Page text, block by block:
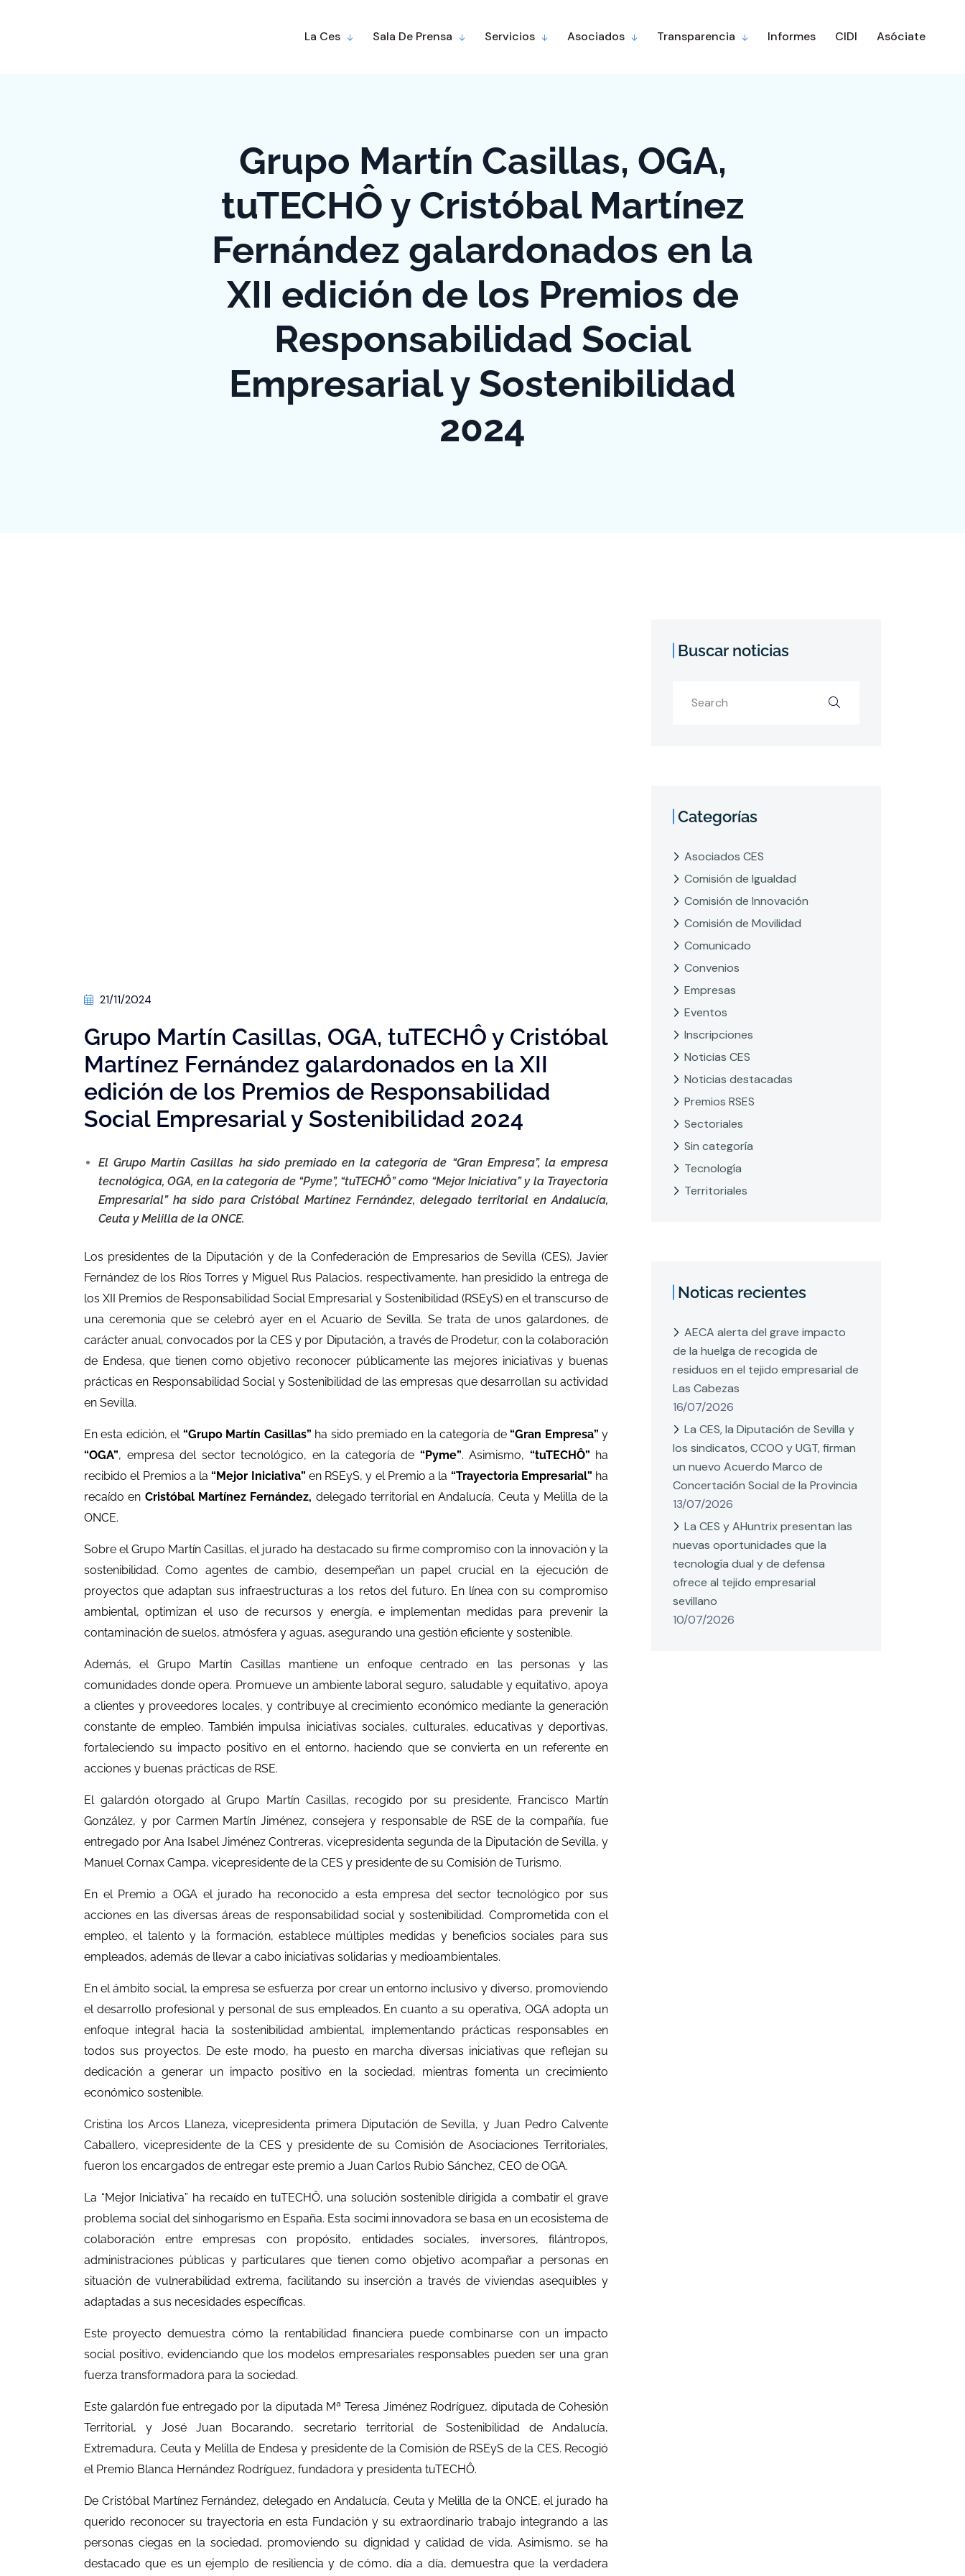
La Ces Sala De Prensa Servicios Asociados Transparencia Informes CIDI Asóciate
Grupo Martín Casillas, OGA,
tuTECHÔ y Cristóbal Martínez
Fernández galardonados en la
XII edición de los Premios de
Responsabilidad Social
Empresarial y Sostenibilidad
2024
21/11/2024
Grupo Martín Casillas, OGA, tuTECHÔ y Cristóbal
Martínez Fernández galardonados en la XII
edición de los Premios de Responsabilidad
Social Empresarial y Sostenibilidad 2024
El Grupo Martín Casillas ha sido premiado en la categoría de “Gran Empresa”, la empresa
tecnológica, OGA, en la categoría de “Pyme”, “tuTECHÔ” como “Mejor Iniciativa” y la Trayectoria
Empresarial” ha sido para Cristóbal Martínez Fernández, delegado territorial en Andalucía,
Ceuta y Melilla de la ONCE.
Los presidentes de la Diputación y de la Confederación de Empresarios de Sevilla (CES), Javier
Fernández de los Ríos Torres y Miguel Rus Palacios, respectivamente, han presidido la entrega de
los XII Premios de Responsabilidad Social Empresarial y Sostenibilidad (RSEyS) en el transcurso de
una ceremonia que se celebró ayer en el Acuario de Sevilla. Se trata de unos galardones, de
carácter anual, convocados por la CES y por Diputación, a través de Prodetur, con la colaboración
de Endesa, que tienen como objetivo reconocer públicamente las mejores iniciativas y buenas
prácticas en Responsabilidad Social y Sostenibilidad de las empresas que desarrollan su actividad
en Sevilla.
En esta edición, el “Grupo Martín Casillas” ha sido premiado en la categoría de“Gran Empresa” y
“OGA”, empresa del sector tecnológico, en la categoría de “Pyme”. Asimismo, “tuTECHÔ” ha
recibido el Premios a la“Mejor Iniciativa” en RSEyS, y el Premio a la “Trayectoria Empresarial” ha
recaído en Cristóbal Martínez Fernández, delegado territorial en Andalucía, Ceuta y Melilla de la
ONCE.
Sobre el Grupo Martín Casillas, el jurado ha destacado su firme compromiso con la innovación y la
sostenibilidad. Como agentes de cambio, desempeñan un papel crucial en la ejecución de
proyectos que adaptan sus infraestructuras a los retos del futuro. En línea con su compromiso
ambiental, optimizan el uso de recursos y energía, e implementan medidas para prevenir la
contaminación de suelos, atmósfera y aguas, asegurando una gestión eficiente y sostenible.
Además, el Grupo Martín Casillas mantiene un enfoque centrado en las personas y las
comunidades donde opera. Promueve un ambiente laboral seguro, saludable y equitativo, apoya
a clientes y proveedores locales, y contribuye al crecimiento económico mediante la generación
constante de empleo. También impulsa iniciativas sociales, culturales, educativas y deportivas,
fortaleciendo su impacto positivo en el entorno, haciendo que se convierta en un referente en
acciones y buenas prácticas de RSE.
El galardón otorgado al Grupo Martín Casillas, recogido por su presidente, Francisco Martín
González, y por Carmen Martín Jiménez, consejera y responsable de RSE de la compañía, fue
entregado por Ana Isabel Jiménez Contreras, vicepresidenta segunda de la Diputación de Sevilla, y
Manuel Cornax Campa, vicepresidente de la CES y presidente de su Comisión de Turismo.
En el Premio a OGA el jurado ha reconocido a esta empresa del sector tecnológico por sus
acciones en las diversas áreas de responsabilidad social y sostenibilidad. Comprometida con el
empleo, el talento y la formación, establece múltiples medidas y beneficios sociales para sus
empleados, además de llevar a cabo iniciativas solidarias y medioambientales.
En el ámbito social, la empresa se esfuerza por crear un entorno inclusivo y diverso, promoviendo
el desarrollo profesional y personal de sus empleados. En cuanto a su operativa, OGA adopta un
enfoque integral hacia la sostenibilidad ambiental, implementando prácticas responsables en
todos sus proyectos. De este modo, ha puesto en marcha diversas iniciativas que reflejan su
dedicación a generar un impacto positivo en la sociedad, mientras fomenta un crecimiento
económico sostenible.
Cristina los Arcos Llaneza, vicepresidenta primera Diputación de Sevilla, y Juan Pedro Calvente
Caballero, vicepresidente de la CES y presidente de su Comisión de Asociaciones Territoriales,
fueron los encargados de entregar este premio a Juan Carlos Rubio Sánchez, CEO de OGA.
La “Mejor Iniciativa” ha recaído en tuTECHÔ, una solución sostenible dirigida a combatir el grave
problema social del sinhogarismo en España. Esta socimi innovadora se basa en un ecosistema de
colaboración entre empresas con propósito, entidades sociales, inversores, filántropos,
administraciones públicas y particulares que tienen como objetivo acompañar a personas en
situación de vulnerabilidad extrema, facilitando su inserción a través de viviendas asequibles y
adaptadas a sus necesidades específicas.
Este proyecto demuestra cómo la rentabilidad financiera puede combinarse con un impacto
social positivo, evidenciando que los modelos empresariales responsables pueden ser una gran
fuerza transformadora para la sociedad.
Este galardón fue entregado por la diputada Mª Teresa Jiménez Rodríguez, diputada de Cohesión
Territorial, y José Juan Bocarando, secretario territorial de Sostenibilidad de Andalucía,
Extremadura, Ceuta y Melilla de Endesa y presidente de la Comisión de RSEyS de la CES. Recogió
el Premio Blanca Hernández Rodríguez, fundadora y presidenta tuTECHÔ.
De Cristóbal Martínez Fernández, delegado en Andalucía, Ceuta y Melilla de la ONCE, el jurado ha
querido reconocer su trayectoria en esta Fundación y su extraordinario trabajo integrando a las
personas ciegas en la sociedad, promoviendo su dignidad y calidad de vida. Asimismo, se ha
destacado que es un ejemplo de resiliencia y de cómo, día a día, demuestra que la verdadera
Buscar noticias
Categorías
Asociados CES
Comisión de Igualdad
Comisión de Innovación
Comisión de Movilidad
Comunicado
Convenios
Empresas
Eventos
Inscripciones
Noticias CES
Noticias destacadas
Premios RSES
Sectoriales
Sin categoría
Tecnología
Territoriales
Noticas recientes
AECA alerta del grave impacto
de la huelga de recogida de
residuos en el tejido empresarial de
Las Cabezas
16/07/2026
La CES, la Diputación de Sevilla y
los sindicatos, CCOO y UGT, firman
un nuevo Acuerdo Marco de
Concertación Social de la Provincia
13/07/2026
La CES y AHuntrix presentan las
nuevas oportunidades que la
tecnología dual y de defensa
ofrece al tejido empresarial
sevillano
10/07/2026